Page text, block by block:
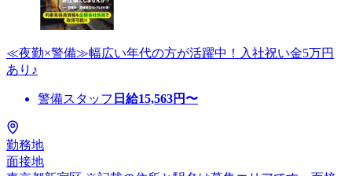
≪夜勤×警備≫幅広い年代の方が活躍中！入社祝い金5万円
あり♪
警備スタッフ 日給15,563円〜
勤務地
面接地